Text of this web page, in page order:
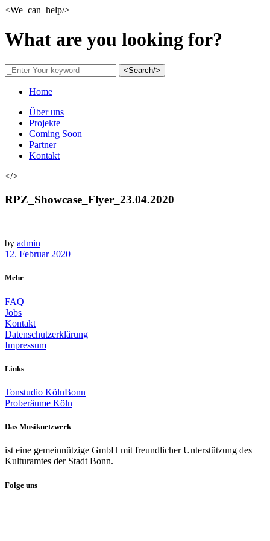
<We_can_help/>
What are you looking for?
<Search/>
Home
Über uns
Projekte
Coming Soon
Partner
Kontakt
</>
RPZ_Showcase_Flyer_23.04.2020
by admin
12. Februar 2020
Mehr
FAQ
Jobs
Kontakt
Datenschutzerklärung
Impressum
Links
Tonstudio KölnBonn
Proberäume Köln
Das Musiknetzwerk
ist eine gemeinnützige GmbH mit freundlicher Unterstützung des
Kulturamtes der Stadt Bonn.
Folge uns